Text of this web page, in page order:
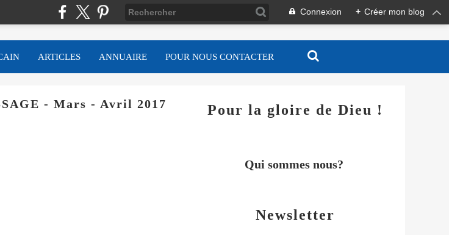
Connexion + Créer mon blog
ARTICLES ANNUAIRE POUR NOUS CONTACTER
- Mars - Avril 2017
Newsletter
Pour la gloire de Dieu !
Qui sommes nous?